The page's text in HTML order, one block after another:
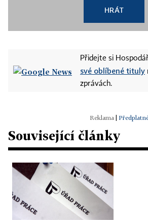
HRÁT
Přidejte si
své oblíbené tituly
zprávách.
Související články